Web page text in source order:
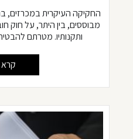
החקיקה העיקרית במכרזים,
ותקנותיו. מטרתם להבטיח
קרא